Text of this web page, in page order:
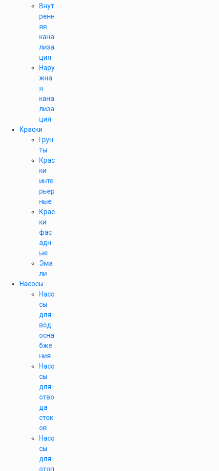
Внут
ренн
яя
кана
лиза
ция
Нару
жна
я
кана
лиза
ция
Краски
Грун
ты
Крас
ки
инте
рьер
ные
Крас
ки
фас
адн
ые
Эма
ли
Насосы
Насо
сы
для
вод
осна
бже
ния
Насо
сы
для
отво
да
сток
ов
Насо
сы
для
отоп